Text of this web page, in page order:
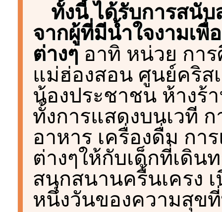
ทั้งนี้ ได้รับการสนั
จากผู้ที่มีน้ำใจงามเพื่
ต่างๆ อาทิ หน่วย กา
แม่ฮ่องสอน ศูนย์คริ
น้องประชาชน ห้างร้
ทั้งการแสดงบนเวที ก
อาหาร เครื่องดื่ม กา
ต่างๆให้กับเด็กที่เดิน
สนุกสนานครื้นเครง
หนึ่งวันของความสุข